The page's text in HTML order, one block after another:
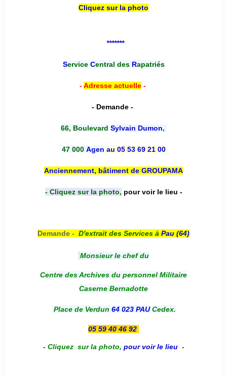
Cliquez sur la photo
*******
Service Central desRapatriés
-Adresse actuelle-
- Demande -
66, Boulevard Sylvain Dumon,
47 000 Agen au 05 53 69 21 00
Anciennement, bâtiment de GROUPAMA
- Cliquez sur la photo, pour voir le lieu -
Demande - D'extrait des Services à Pau (64)
Monsieur le chef du
Centre des Archives du personnel Militaire
Caserne Bernadotte
Place de Verdun 64 023 PAUCedex.
05 59 40 46 92
- Cliquez sur la photo, pour voir le lieu -